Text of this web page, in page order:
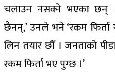
चलाउन नसक्ने भएका छन्
छैनन्,’ उनले भने ‘रकम फिर्ता
लिन तयार छौँ । जनताको
रकम फिर्ता भए पुग्छ ।’